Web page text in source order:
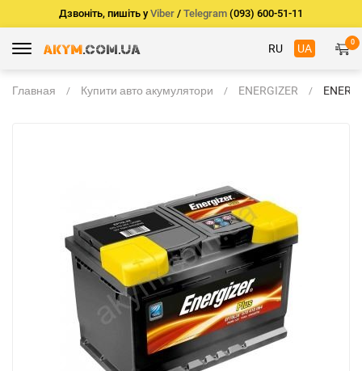
Дзвоніть, пишіть у Viber / Telegram (093) 600-51-11
RU UA 0
Главная Купити авто акумулятори ENERGIZER